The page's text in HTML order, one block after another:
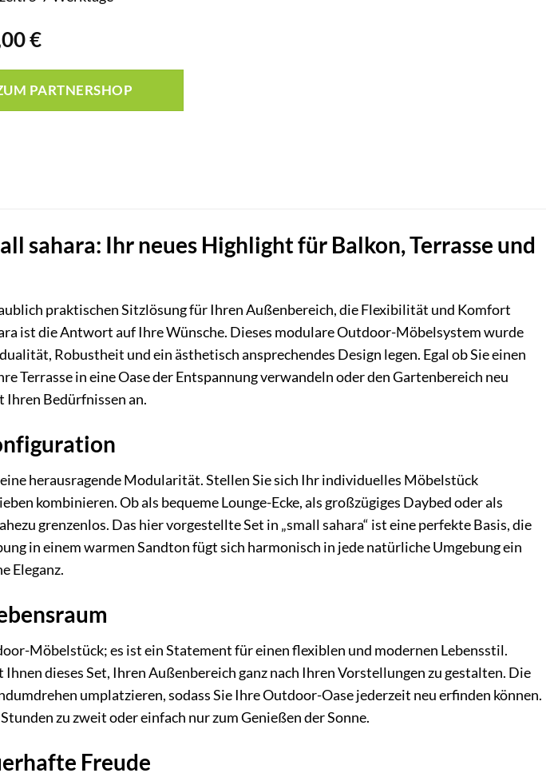
€
PARTNERSHOP
sahara: Ihr neues Highlight für Balkon, Terrasse und
praktischen Sitzlösung für Ihren Außenbereich, die Flexibilität und Komfort
ist die Antwort auf Ihre Wünsche. Dieses modulare Outdoor-Möbelsystem wurde
Robustheit und ein ästhetisch ansprechendes Design legen. Egal ob Sie einen
Terrasse in eine Oase der Entspannung verwandeln oder den Gartenbereich neu
Ihren Bedürfnissen an.
herausragende Modularität. Stellen Sie sich Ihr individuelles Möbelstück
kombinieren. Ob als bequeme Lounge-Ecke, als großzügiges Daybed oder als
grenzenlos. Das hier vorgestellte Set in „small sahara“ ist eine perfekte Basis, die
in einem warmen Sandton fügt sich harmonisch in jede natürliche Umgebung ein
Eleganz.
Möbelstück; es ist ein Statement für einen flexiblen und modernen Lebensstil.
dieses Set, Ihren Außenbereich ganz nach Ihren Vorstellungen zu gestalten. Die
umplatzieren, sodass Sie Ihre Outdoor-Oase jederzeit neu erfinden können.
zu zweit oder einfach nur zum Genießen der Sonne.
Freude